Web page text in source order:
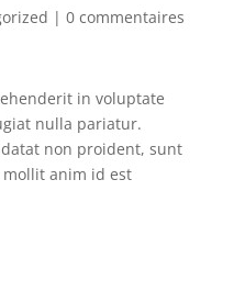
| 0 commentaires
in voluptate
nulla pariatur.
non proident, sunt
anim id est